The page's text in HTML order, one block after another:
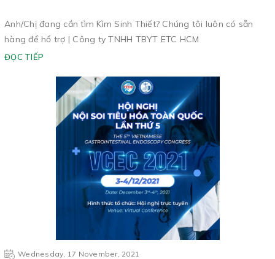
Anh/Chị đang cần tìm Kìm Sinh Thiết? Chúng tôi luôn có sẵn
hàng để hổ trợ | Công ty TNHH TBYT ETC HCM
ĐỌC TIẾP
Wednesday, 17 November, 2021